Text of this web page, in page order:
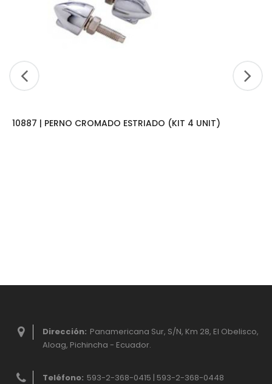
10887 | PERNO CROMADO ESTRIADO (KIT 4 UNIT)
Dirección: Panamericana Sur, S/N, Km 28, El Obelisco,
Aloag, Pichincha - Ecuador.
Teléfono: 593-2-368-0415 | 593-2-368-0448